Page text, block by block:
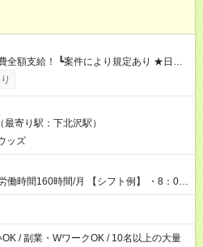
┗働いたその日に現金GET♪ お仕事後はコ
き落とせます！ 【試用期間】試
寄り駅：下北沢駅）
ッズ
間/月 【シフト例】 ・8：00
/ 副業・WワークOK / 10名以上の大量